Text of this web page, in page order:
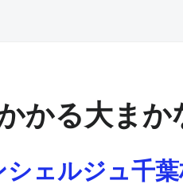
かる大ま
ェルジュ千